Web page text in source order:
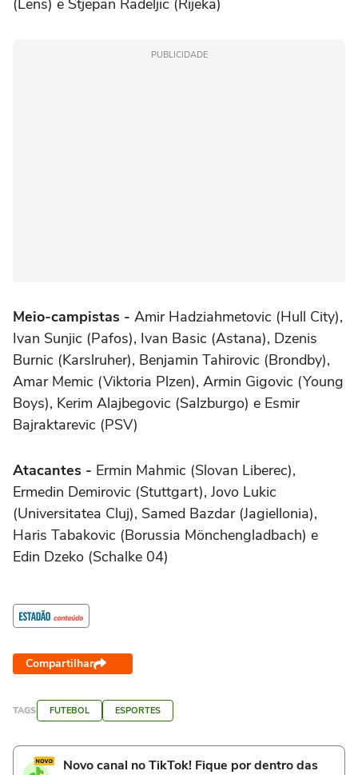
(Lens) e Stjepan Radeljic (Rijeka)
PUBLICIDADE
Meio-campistas - Amir Hadziahmetovic (Hull City),
Ivan Sunjic (Pafos), Ivan Basic (Astana), Dzenis
Burnic (Karslruher), Benjamin Tahirovic (Brondby),
Amar Memic (Viktoria Plzen), Armin Gigovic (Young
Boys), Kerim Alajbegovic (Salzburgo) e Esmir
Bajraktarevic (PSV)
Atacantes - Ermin Mahmic (Slovan Liberec),
Ermedin Demirovic (Stuttgart), Jovo Lukic
(Universitatea Cluj), Samed Bazdar (Jagiellonia),
Haris Tabakovic (Borussia Mönchengladbach) e
Edin Dzeko (Schalke 04)
Compartilhar
TAGS FUTEBOL ESPORTES
Novo canal no TikTok! Fique por dentro das